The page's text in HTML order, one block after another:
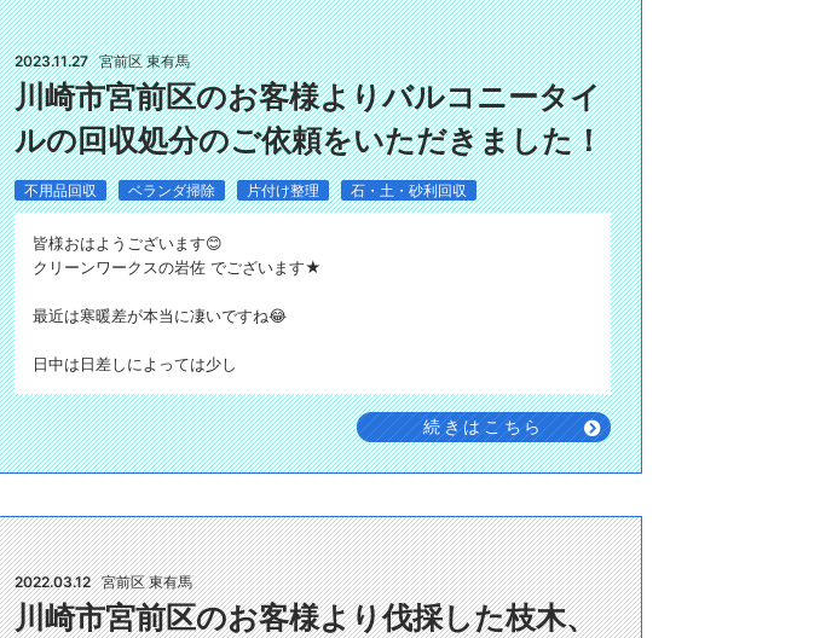
2023.11.27 宮前区 東有馬
川崎市宮前区のお客様よりバルコニータイ
ルの回収処分のご依頼をいただきました！
不用品回収 ベランダ掃除 片付け整理 石・土・砂利回収
皆様おはようございます😊
クリーンワークスの岩佐 でございます★
最近は寒暖差が本当に凄いですね😂
日中は日差しによっては少し
続きはこちら
2022.03.12 宮前区 東有馬
川崎市宮前区のお客様より伐採した枝木、